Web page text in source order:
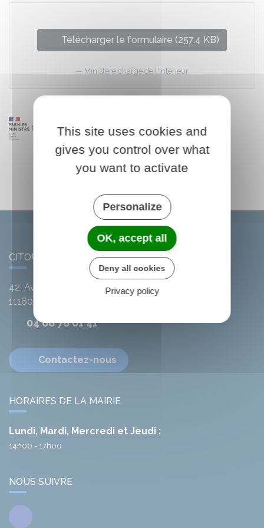
Télécharger le formulaire (257.4 KB)
Ministère chargé de l'intérieur
CITOU
42, Avenue de l'Argent-Double
11160
04 68 78 01 41
Contactez-nous
HORAIRES DE LA MAIRIE
Lundi, Mardi, Mercredi et Jeudi :
14h00 - 17h00
NOUS SUIVRE
Facebook
This site uses cookies and
gives you control over what
you want to activate
Personalize
OK, accept all
Deny all cookies
Privacy policy